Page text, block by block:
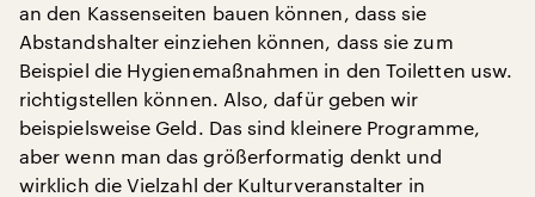
an den Kassenseiten bauen können, dass sie
Abstandshalter einziehen können, dass sie zum
Beispiel die Hygienemaßnahmen in den Toiletten usw.
richtigstellen können. Also, dafür geben wir
beispielsweise Geld. Das sind kleinere Programme,
aber wenn man das größerformatig denkt und
wirklich die Vielzahl der Kulturveranstalter in